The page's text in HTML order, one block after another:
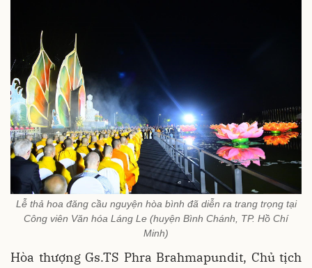
Lễ thả hoa đăng cầu nguyện hòa bình đã diễn ra trang trọng tại
Công viên Văn hóa Láng Le (huyện Bình Chánh, TP. Hồ Chí
Minh)
Hòa thượng Gs.TS Phra Brahmapundit, Chủ tịch